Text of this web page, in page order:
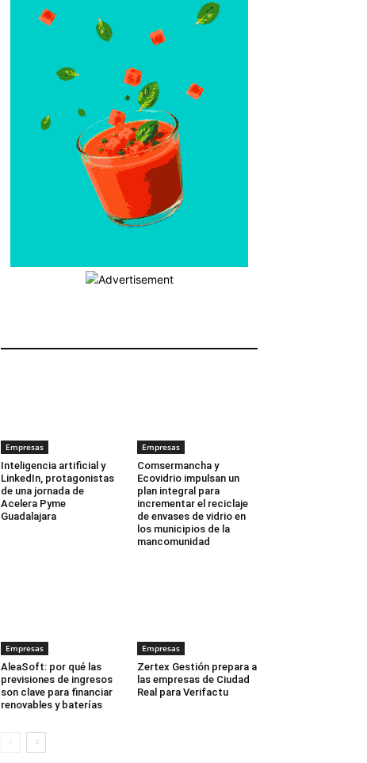
Empresas
Inteligencia artificial y
LinkedIn, protagonistas
de una jornada de
Acelera Pyme
Guadalajara
Empresas
Comsermancha y
Ecovidrio impulsan un
plan integral para
incrementar el reciclaje
de envases de vidrio en
los municipios de la
mancomunidad
Empresas
AleaSoft: por qué las
previsiones de ingresos
son clave para financiar
renovables y baterías
Empresas
Zertex Gestión prepara a
las empresas de Ciudad
Real para Verifactu